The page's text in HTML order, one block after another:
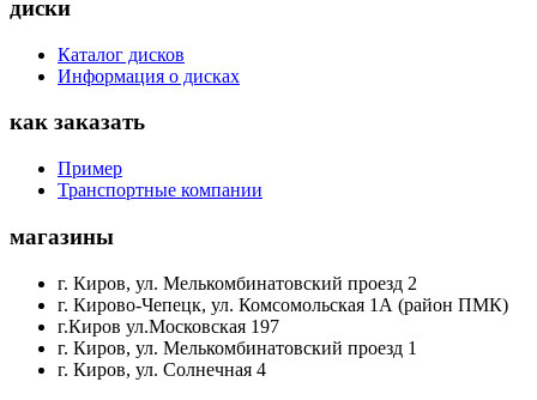
диски
Каталог дисков
Информация о дисках
как заказать
Пример
Транспортные компании
магазины
г. Киров, ул. Мелькомбинатовский проезд 2
г. Кирово-Чепецк, ул. Комсомольская 1А (район ПМК)
г.Киров ул.Московская 197
г. Киров, ул. Мелькомбинатовский проезд 1
г. Киров, ул. Солнечная 4